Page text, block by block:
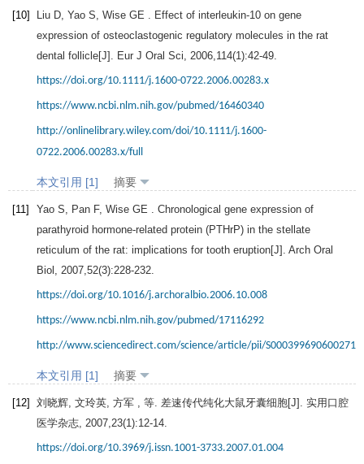
[10] Liu D Yao S Wise GE . Effect of interleukin-10 on gene
expression of osteoclastogenic regulatory molecules in the rat
dental follicle[J]. Eur J Oral Sci 2006 114(1):42-49.
https://doi.org/10.1111/j.1600-0722.2006.00283.x
https://www.ncbi.nlm.nih.gov/pubmed/16460340
http://onlinelibrary.wiley.com/doi/10.1111/j.1600-
0722.2006.00283.x/full
本文引用 [1] 摘要
[11] Yao S Pan F, Wise GE . Chronological gene expression of
parathyroid hormone-related protein (PTHrP) in the stellate
reticulum of the rat: implications for tooth eruption[J]. Arch Oral
Biol
2007 52(3):228-232.
https://doi.org/10.1016/j.archoralbio.2006.10.008
https://www.ncbi.nlm.nih.gov/pubmed/17116292
http://www.sciencedirect.com/science/article/pii/S0003996906002718
本文引用 [1] 摘要
[12] 刘晓辉, 文玲英, 方军 , 等. 差速传代纯化大鼠牙囊细胞[J]. 实用口腔
医学杂志 2007 23(1):12-14.
https://doi.org/10.3969/j.issn.1001-3733.2007.01.004